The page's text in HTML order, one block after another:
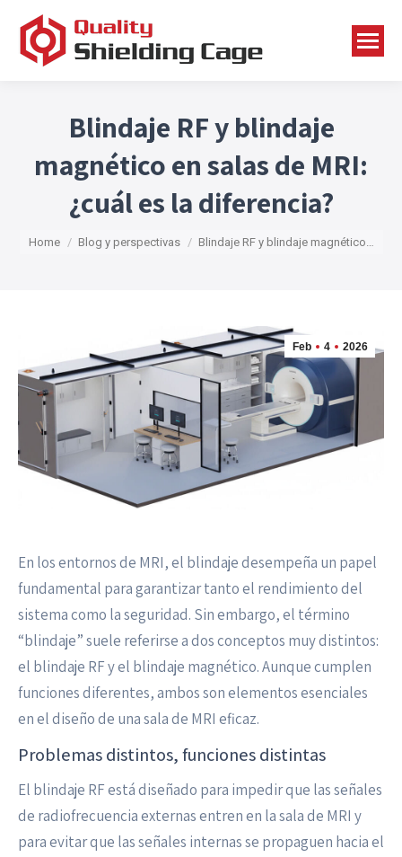
Blindaje RF y blindaje
magnético en salas de MRI:
¿cuál es la diferencia?
You are here:
Home Blog y perspectivas Blindaje RF y blindaje magnético…
Feb 4 2026
En los entornos de MRI, el blindaje desempeña un papel
fundamental para garantizar tanto el rendimiento del
sistema como la seguridad. Sin embargo, el término
“blindaje” suele referirse a dos conceptos muy distintos:
el blindaje RF y el blindaje magnético. Aunque cumplen
funciones diferentes, ambos son elementos esenciales
en el diseño de una sala de MRI eficaz.
Problemas distintos, funciones distintas
El blindaje RF está diseñado para impedir que las señales
de radiofrecuencia externas entren en la sala de MRI y
para evitar que las señales internas se propaguen hacia el